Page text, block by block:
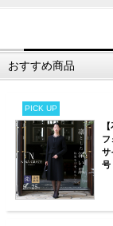
おすすめ商品
PICK UP
フ
サ
号